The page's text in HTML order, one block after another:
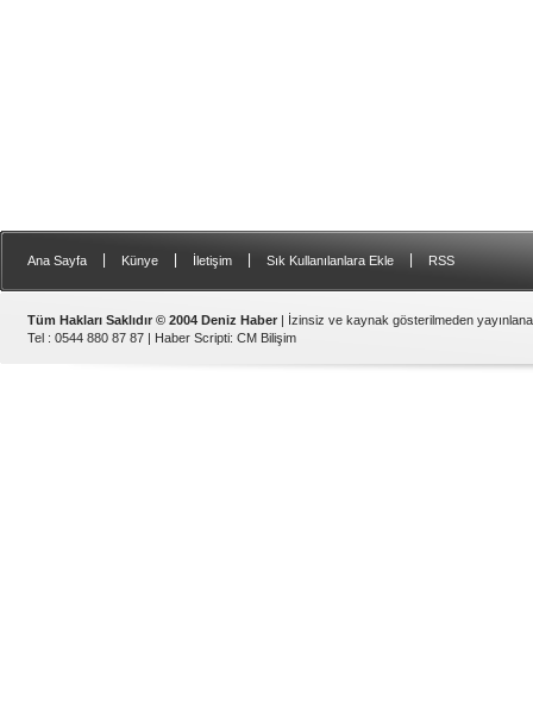
Ana Sayfa Künye İletişim Sık Kullanılanlara Ekle RSS
Tüm Hakları Saklıdır © 2004 Deniz Haber | İzinsiz ve kaynak gösterilmeden
Tel : 0544 880 87 87 | Haber Scripti: CM Bilişim